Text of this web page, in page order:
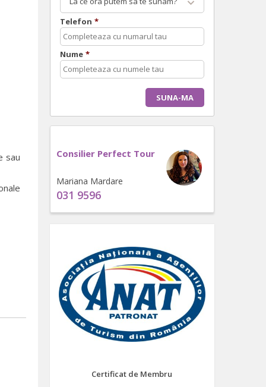
sau
Telefon *
Nume *
Consilier Perfect Tour
Mariana Mardare
031 9596
Certificat de Membru